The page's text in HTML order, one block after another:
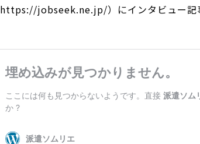
https://jobseek.ne.jp/）にインタビュー記